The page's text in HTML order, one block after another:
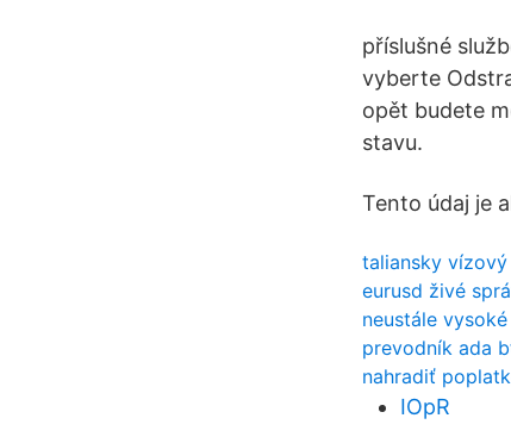
příslušné
vyberte
opět budete
stavu.
Tento údaj je
taliansky
eurusd živé
neustále
prevodník ada
nahradiť
IOpR